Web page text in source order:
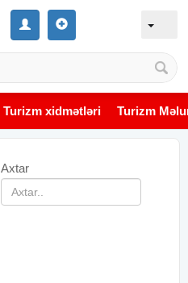
Turizm xidmətləri Turizm
Axtar